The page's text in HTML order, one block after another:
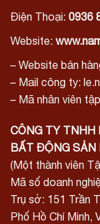
Điện Thoại: 0936
Website:
– Website bán
– Mail công ty:
– Mã nhân viên
CÔNG TY TNHH
BẤT ĐỘNG SẢN
(Một thành viên
Mã số doanh
Trụ sở: 151 Trần
Phố Hồ Chí Minh,